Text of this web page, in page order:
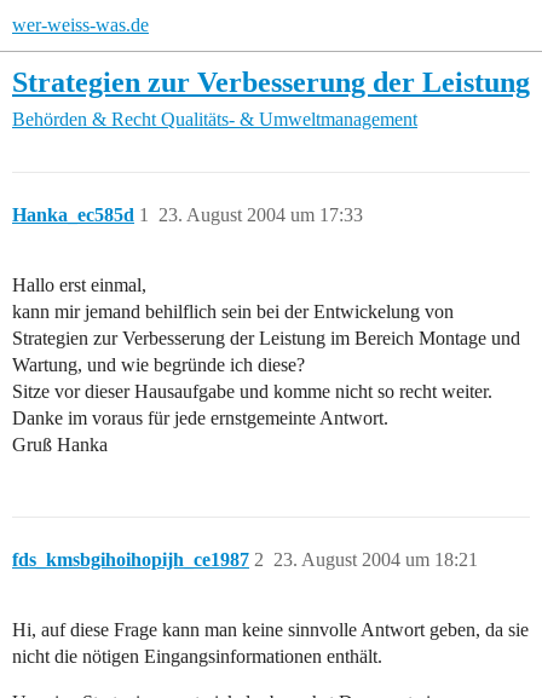
wer-weiss-was.de
Strategien zur Verbesserung der Leistung
Behörden & Recht Qualitäts- & Umweltmanagement
Hanka_ec585d 23. August 2004 um 17:33
1
Hallo erst einmal,
kann mir jemand behilflich sein bei der Entwickelung von
Strategien zur Verbesserung der Leistung im Bereich Montage und
Wartung, und wie begründe ich diese?
Sitze vor dieser Hausaufgabe und komme nicht so recht weiter.
Danke im voraus für jede ernstgemeinte Antwort.
Gruß Hanka
fds_kmsbgihoihopijh_ce1987 23. August 2004 um 18:21
2
Hi, auf diese Frage kann man keine sinnvolle Antwort geben, da sie
nicht die nötigen Eingangsinformationen enthält.